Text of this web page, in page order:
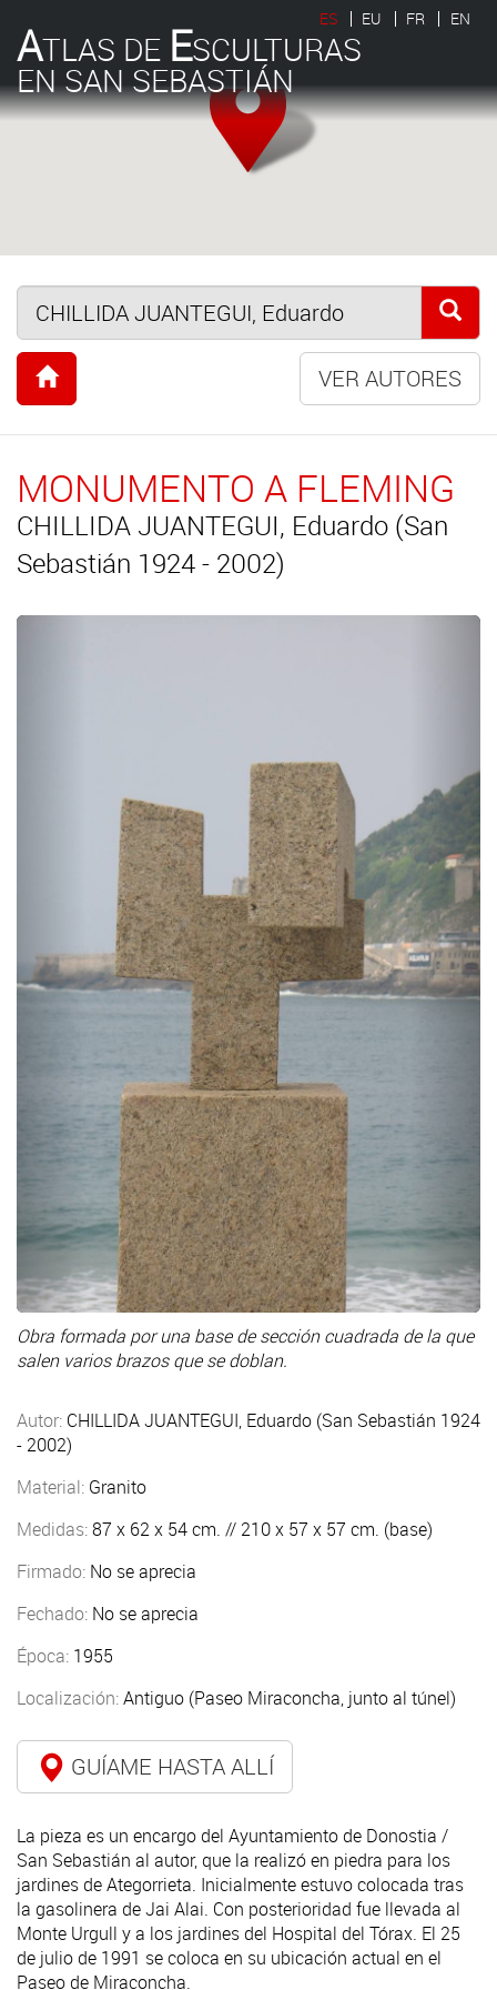
ATLAS DE ESCULTURAS
EN SAN SEBASTIÁN
ES EU FR EN
VER AUTORES
MONUMENTO A FLEMING
CHILLIDA JUANTEGUI, Eduardo (San
Sebastián 1924 - 2002)
Obra formada por una base de sección cuadrada de la que
salen varios brazos que se doblan.
Autor: CHILLIDA JUANTEGUI, Eduardo (San Sebastián 1924
- 2002)
Material: Granito
Medidas:87 x 62 x 54 cm. // 210 x 57 x 57 cm. (base)
Firmado: No se aprecia
Fechado: No se aprecia
Época: 1955
Localización:Antiguo (Paseo Miraconcha, junto al túnel)
GUÍAME HASTA ALLÍ
La pieza es un encargo del Ayuntamiento de Donostia /
San Sebastián al autor, que la realizó en piedra para los
jardines de Ategorrieta. Inicialmente estuvo colocada tras
la gasolinera de Jai Alai. Con posterioridad fue llevada al
Monte Urgull y a los jardines del Hospital del Tórax. El 25
de julio de 1991 se coloca en su ubicación actual en el
Paseo de Miraconcha.